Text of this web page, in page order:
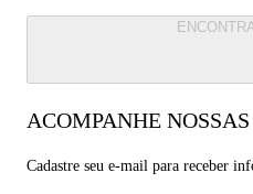
ACOMPANHE
Cadastre seu e-mail para receber